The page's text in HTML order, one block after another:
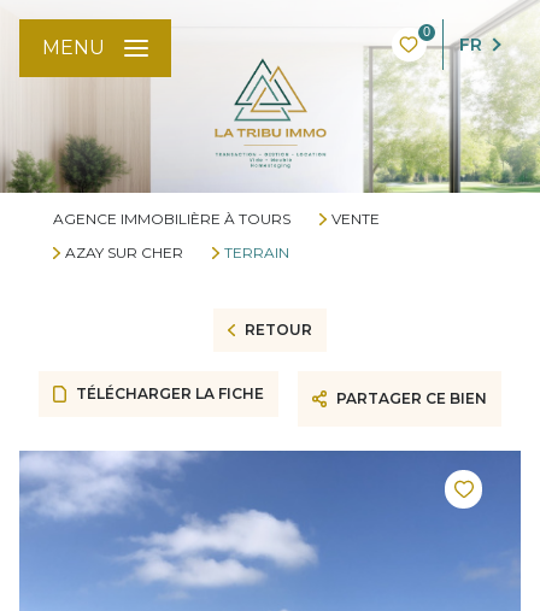
0
FR
MENU
AGENCE IMMOBILIÈRE À TOURS
VENTE
AZAY SUR CHER
TERRAIN
RETOUR
TÉLÉCHARGER LA FICHE PARTAGER CE BIEN